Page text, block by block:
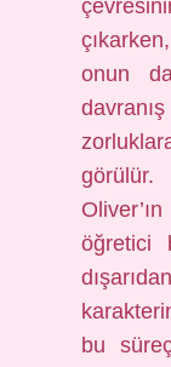
onun
öğretici
bu